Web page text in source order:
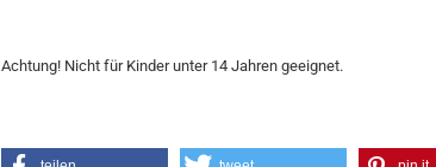
Achtung! Nicht für Kinder unter 14 Jahren geeignet.